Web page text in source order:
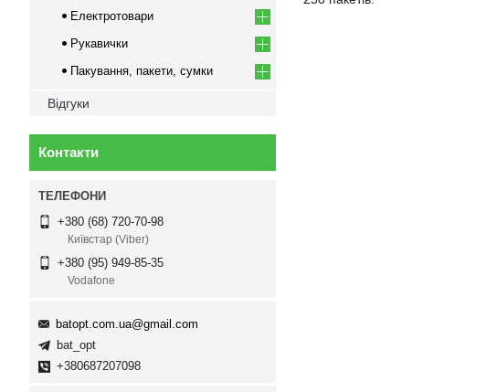
Електротовари
Рукавички
Пакування, пакети, сумки
Відгуки
Контакти
+380 (68) 720-70-98
Київстар (Viber)
+380 (95) 949-85-35
Vodafone
batopt.com.ua@gmail.com
bat_opt
+380687207098